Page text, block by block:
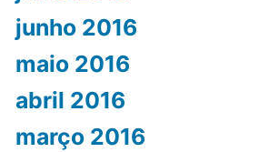
junho 2016
maio 2016
abril 2016
março 2016